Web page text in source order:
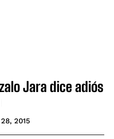
Jara dice adiós
2015